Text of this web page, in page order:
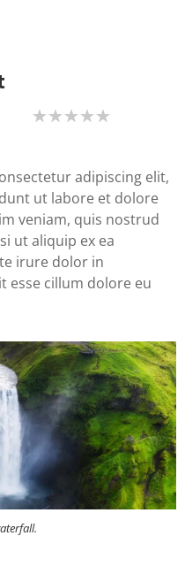
★★★★★
adipiscing elit,
ut labore et dolore
veniam, quis nostrud
ut aliquip ex ea
irure dolor in
esse cillum dolore eu